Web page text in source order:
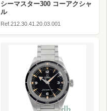
シーマスター300 コーアクシャ
ル
Ref.212.30.41.20.03.001